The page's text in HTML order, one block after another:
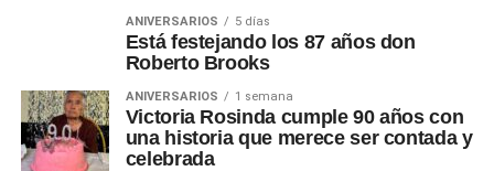
ANIVERSARIOS 5 días
Está festejando los 87 años don
Roberto Brooks
ANIVERSARIOS 1 semana
Victoria Rosinda cumple 90 años con
una historia que merece ser contada y
celebrada